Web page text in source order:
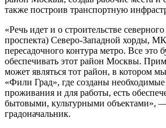
также построив транспортную
«Речь идет и о строительстве
проспекта) Северо-Западной хорды,
пересадочного контура метро. Все это
обеспечивать этот район Москвы.
может являться тот район, в котором
«Фили Град», где созданы
проживания и для работы, есть
бытовыми, культурными объектами»,
градоначальник.